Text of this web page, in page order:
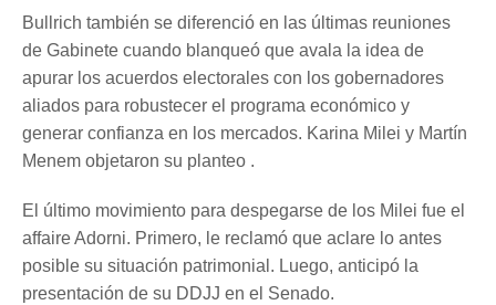
Bullrich también se diferenció en las últimas reuniones
de Gabinete cuando blanqueó que avala la idea de
apurar los acuerdos electorales con los gobernadores
aliados para robustecer el programa económico y
generar confianza en los mercados. Karina Milei y Martín
Menem objetaron su planteo .
El último movimiento para despegarse de los Milei fue el
affaire Adorni. Primero, le reclamó que aclare lo antes
posible su situación patrimonial. Luego, anticipó la
presentación de su DDJJ en el Senado.